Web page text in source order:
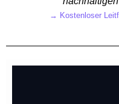
→ Kostenloser